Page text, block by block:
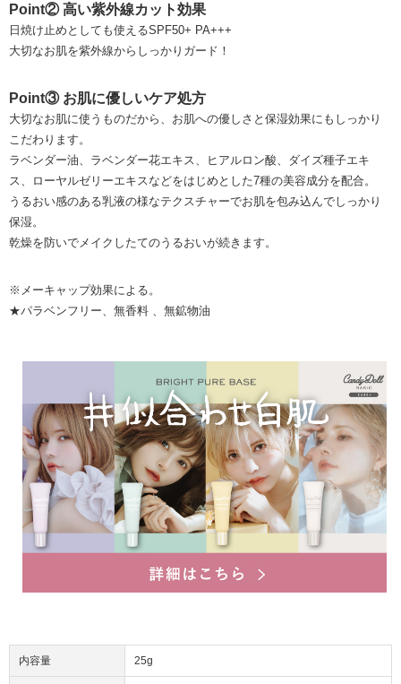
Point② 高い紫外線カット効果
日焼け止めとしても使えるSPF50+ PA+++
大切なお肌を紫外線からしっかりガード！
Point③ お肌に優しいケア処方
大切なお肌に使うものだから、お肌への優しさと保湿効果にもしっかり
こだわります。
ラベンダー油、ラベンダー花エキス、ヒアルロン酸、ダイズ種子エキ
ス、ローヤルゼリーエキスなどをはじめとした7種の美容成分を配合。
うるおい感のある乳液の様なテクスチャーでお肌を包み込んでしっかり
保湿。
乾燥を防いでメイクしたてのうるおいが続きます。
※メーキャップ効果による。
★パラベンフリー、無香料 、無鉱物油
内容量 25g